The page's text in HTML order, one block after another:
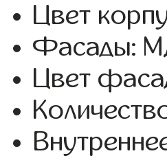
Цвет
Фасады:
Цвет